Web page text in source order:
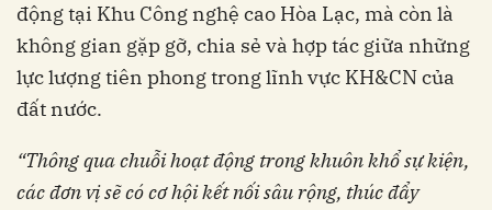
động tại Khu Công nghệ cao Hòa Lạc, mà còn là
không gian gặp gỡ, chia sẻ và hợp tác giữa những
lực lượng tiên phong trong lĩnh vực KH&CN của
đất nước.
“Thông qua chuỗi hoạt động trong khuôn khổ sự kiện,
các đơn vị sẽ có cơ hội kết nối sâu rộng, thúc đẩy